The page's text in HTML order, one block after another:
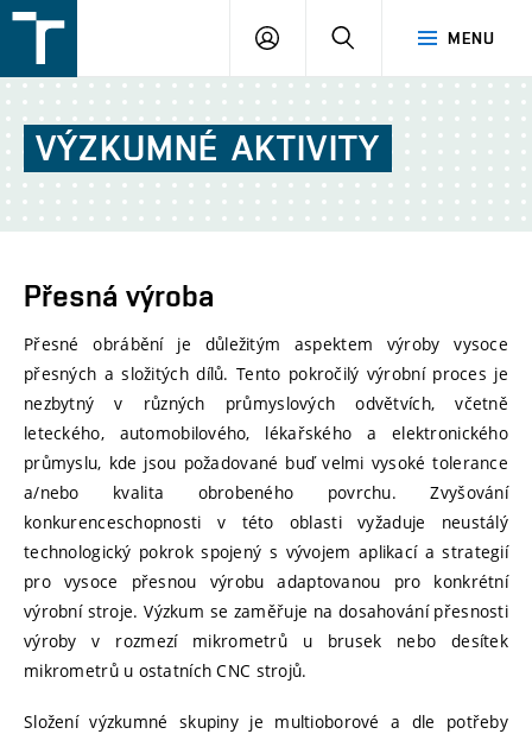
v
Brně
MENU
PŘIHLÁŠENÍ
VÝZKUMNÉ AKTIVITY
Přesná výroba
Přesné obrábění je důležitým aspektem výroby vysoce
přesných a složitých dílů. Tento pokročilý výrobní proces je
nezbytný v různých průmyslových odvětvích, včetně
leteckého, automobilového, lékařského a elektronického
průmyslu, kde jsou požadované buď velmi vysoké tolerance
a/nebo kvalita obrobeného povrchu. Zvyšování
konkurenceschopnosti v této oblasti vyžaduje neustálý
technologický pokrok spojený s vývojem aplikací a strategií
pro vysoce přesnou výrobu adaptovanou pro konkrétní
výrobní stroje. Výzkum se zaměřuje na dosahování přesnosti
výroby v rozmezí mikrometrů u brusek nebo desítek
mikrometrů u ostatních CNC strojů.
Složení výzkumné skupiny je multioborové a dle potřeby